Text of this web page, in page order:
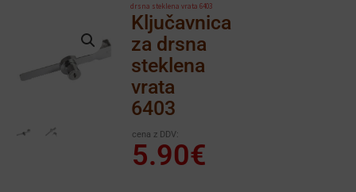
Ključavnica
za drsna
steklena
vrata
6403
drsna steklena vrata 6403
cena z DDV:
5.90€